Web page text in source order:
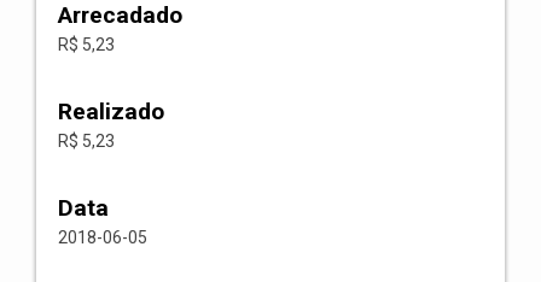
Arrecadado
R$ 5,23
Realizado
R$ 5,23
Data
2018-06-05